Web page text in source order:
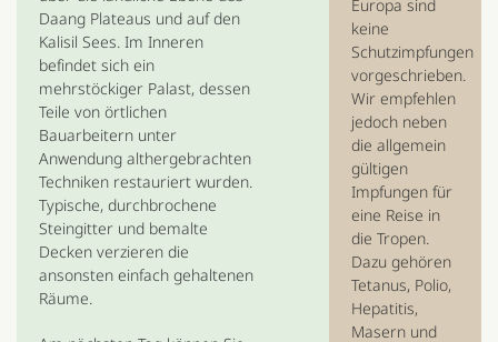
Daang Plateaus und auf den
Kalisil Sees. Im Inneren
befindet sich ein
mehrstöckiger Palast, dessen
Teile von örtlichen
Bauarbeitern unter
Anwendung althergebrachten
Techniken restauriert wurden.
Typische, durchbrochene
Steingitter und bemalte
Decken verzieren die
ansonsten einfach gehaltenen
Räume.
Europa sind
keine
Schutzimpfungen
vorgeschrieben.
Wir empfehlen
jedoch neben
die allgemein
gültigen
Impfungen für
eine Reise in
die Tropen.
Dazu gehören
Tetanus, Polio,
Hepatitis,
Masern und